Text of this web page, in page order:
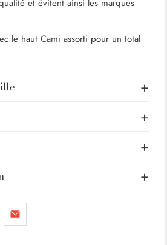
et évitent ainsi les marques
le haut Cami assorti pour un total